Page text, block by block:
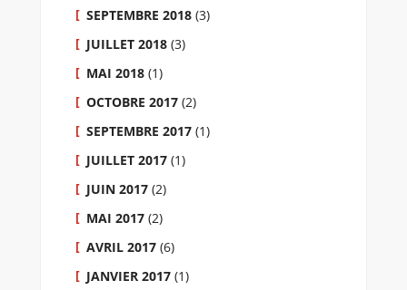
SEPTEMBRE 2018 (3)
JUILLET 2018 (3)
MAI 2018 (1)
OCTOBRE 2017 (2)
SEPTEMBRE 2017 (1)
JUILLET 2017 (1)
JUIN 2017 (2)
MAI 2017 (2)
AVRIL 2017 (6)
JANVIER 2017 (1)